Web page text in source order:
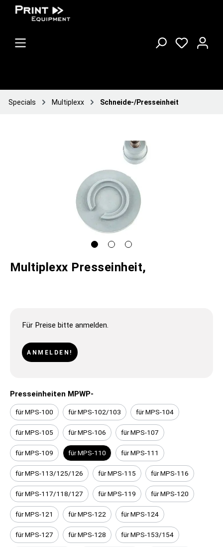
Specials Multiplexx Schneide-/Presseinheit
Multiplexx Presseinheit,
Für Preise bitte anmelden.
ANMELDEN!
Presseinheiten MPWP-
für MPS-100 für MPS-102/103 für MPS-104
für MPS-105 für MPS-106 für MPS-107
für MPS-109 für MPS-110 für MPS-111
für MPS-113/125/126 für MPS-115 für MPS-116
für MPS-117/118/127 für MPS-119 für MPS-120
für MPS-121 für MPS-122 für MPS-124
für MPS-127 für MPS-128 für MPS-153/154